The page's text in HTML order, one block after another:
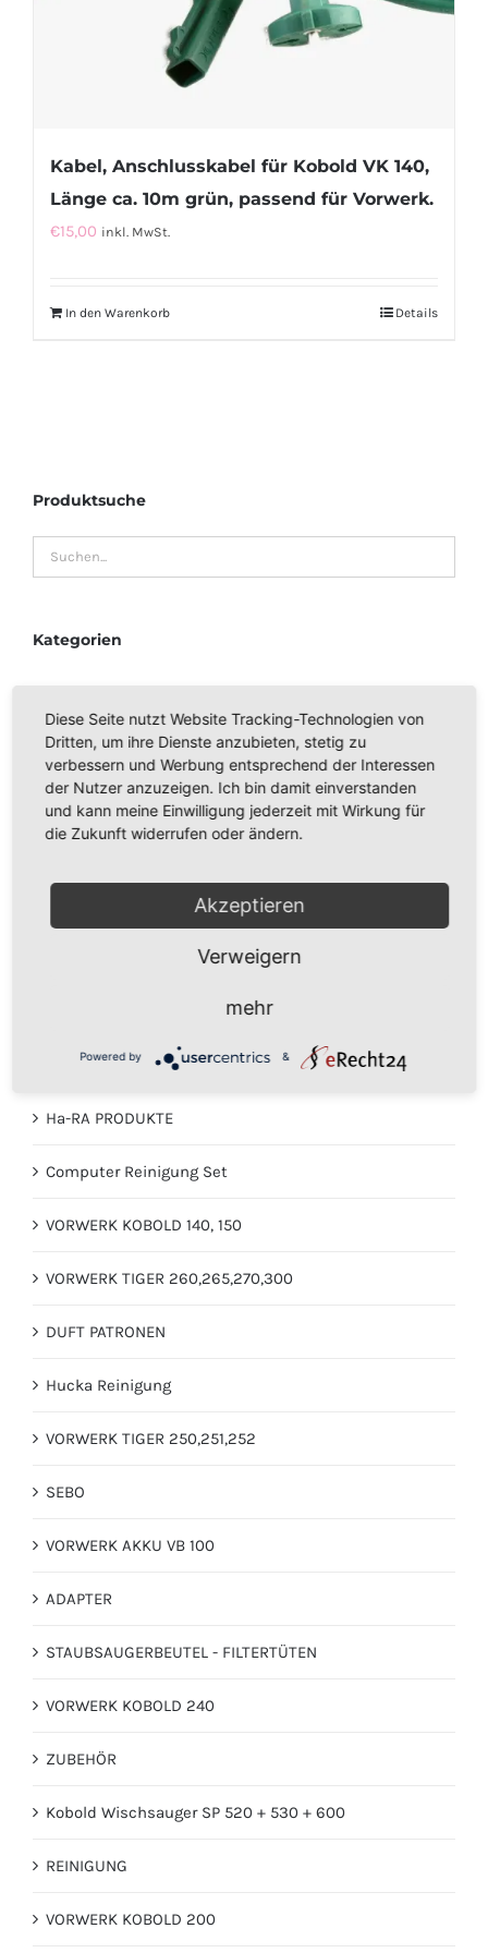
Kabel, Anschlusskabel für Kobold VK 140,
Länge ca. 10m grün, passend für Vorwerk.
€15,00 inkl. MwSt.
In den Warenkorb Details
Produktsuche
Kategorien
MOTORBÜRSTEN
SP 600
VORWERK KOBOLD 118, 119, 120, 121, 122
VORWERK KOBOLD 130, 131, 131sc
GEBRAUCHTE VORWERK STAUBSAUGER
VORWERK KOBOLD 135, 135sc, 136
Ha-RA PRODUKTE
Computer Reinigung Set
VORWERK KOBOLD 140, 150
VORWERK TIGER 260,265,270,300
DUFT PATRONEN
Hucka Reinigung
VORWERK TIGER 250,251,252
SEBO
VORWERK AKKU VB 100
ADAPTER
STAUBSAUGERBEUTEL - FILTERTÜTEN
VORWERK KOBOLD 240
ZUBEHÖR
Kobold Wischsauger SP 520 + 530 + 600
REINIGUNG
VORWERK KOBOLD 200
Diese Seite nutzt Website Tracking-Technologien von
Dritten, um ihre Dienste anzubieten, stetig zu
verbessern und Werbung entsprechend der Interessen
der Nutzer anzuzeigen. Ich bin damit einverstanden
und kann meine Einwilligung jederzeit mit Wirkung für
die Zukunft widerrufen oder ändern.
Akzeptieren
Verweigern
mehr
Powered by &